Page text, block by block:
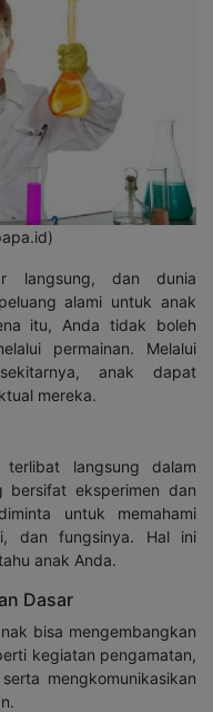
langsung, dan dunia
alami untuk anak
itu, Anda tidak boleh
permainan. Melalui
anak dapat
mereka.
langsung dalam
bersifat eksperimen dan
untuk memahami
dan fungsinya. Hal ini
anak Anda.
Dasar
bisa mengembangkan
kegiatan pengamatan,
mengkomunikasikan